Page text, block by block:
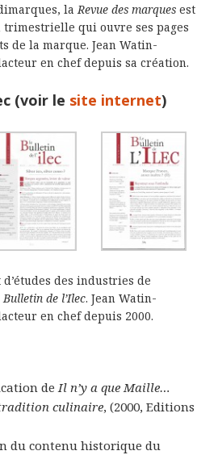
la Revue des marques est
qui ouvre ses pages
de la marque. Jean Watin-
en chef depuis sa création.
(voir le site internet)
des industries de
Bulletin de l’Ilec. Jean Watin-
en chef depuis 2000.
de Il n’y a que Maille…
culinaire, (2000, Editions
du contenu historique du